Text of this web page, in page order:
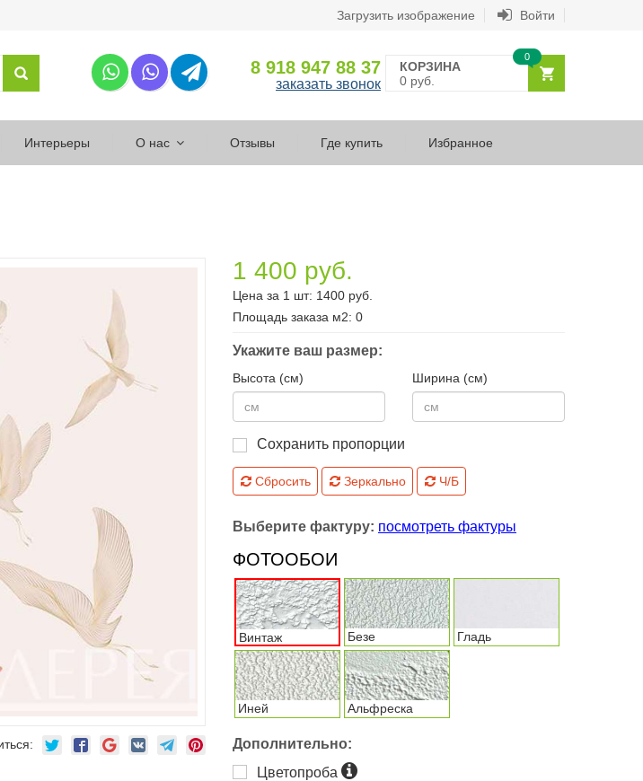
Загрузить изображение Войти
8 918 947 88 37
заказать звонок
КОРЗИНА
0 руб.
0
Интерьеры О нас Отзывы Где купить Избранное
1 400 руб.
Цена за 1 шт: 1400 руб.
Площадь заказа м2: 0
Укажите ваш размер:
Высота (см) Ширина (см)
Сохранить пропорции
Сбросить Зеркально Ч/Б
Выберите фактуру: посмотреть фактуры
ФОТООБОИ
Винтаж Безе Гладь
Иней Альфреска
Дополнительно:
Цветопроба